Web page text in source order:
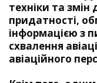
техніки та змін
придатності,
інформацією з
схвалення
авіаційного